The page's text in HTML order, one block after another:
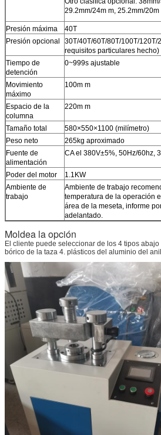
29.2mm/24m m, 25.2mm/
Presión máxima
40T
Presión opcional
30T/40T/60T/80T/100T/
requisitos particulares hecho)
Tiempo de
detención
0~999s ajustable
Movimiento
máximo
100m m
Espacio de la
columna
220m m
Tamaño total
580×550×1100 (milímetro)
Peso neto
265kg aproximado
Fuente de
alimentación
CA el 380V±5%, 50Hz/60hz,
Poder del motor
1.1KW
Ambiente de
trabajo
Ambiente de trabajo
temperatura de la operación
área de la meseta, informe
adelantado.
Moldea la opción
El cliente puede seleccionar de los 4 tipos
bórico de la taza 4. plásticos del aluminio del